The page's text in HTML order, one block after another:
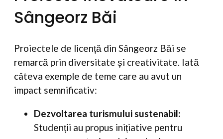
Sângeorz Băi
Proiectele de licență din Sângeorz Băi se
remarcă prin diversitate și creativitate. Iată
câteva exemple de teme care au avut un
impact semnificativ:
Dezvoltarea turismului sustenabil:
Studenții au propus inițiative pentru